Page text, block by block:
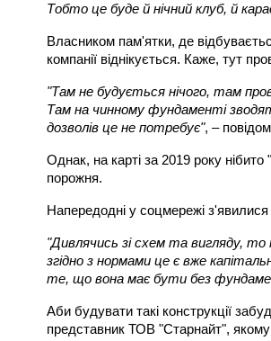
Тобто це буде й нічний клуб, й
Власником пам'ятки, де
компанії віднікується. Каже, тут
"Там не будується нічого, там
Там на чинному фундаменті
дозволів це не потребує", –
Однак, на карті за 2019 року
порожня.
Напередодні у соцмережі з'явилися
"Дивлячись зі схем та вигляду,
згідно з нормами це є вже
те, що вона має бути без
Аби будувати такі конструкції
представник ТОВ "Старнайт", якому